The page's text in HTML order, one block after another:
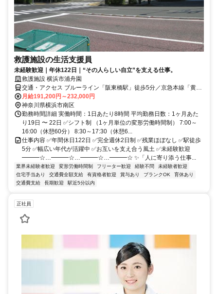
救護施設の生活支援員
未経験歓迎｜年休122日｜“その人らしい自立”を支える仕事。
救護施設 横浜市浦舟園
交通・アクセス ブルーライン「阪東橋駅」徒歩5分／京急本線「黄金
町駅」徒歩9分
月給191,200円～232,000円
神奈川県横浜市南区
勤務時間詳細 実働時間：1日あたり8時間 平均勤務日数：1ヶ月あた
り19日 〜 22日 ✅シフト制 （1ヶ月単位の変形労働時間制） 7:00～
16:00（休憩60分） 8:30～17:30（休憩6...
仕事内容 ✅年間休日122日 ✅完全週休2日制 ✅残業ほぼなし ✅駅徒歩
5分 ✅幅広い年代が活躍中 ✅お互いを支え合う風土 ✅未経験歓迎
━━━☆…━━━☆…━━━☆…━━━☆ ✨「人に寄り添う仕事...
業界未経験者歓迎 変形労働時間制 フリーター歓迎 経験不問
未経験者歓迎
住宅手当あり
交通費全額支給 有資格者歓迎 賞与あり ブランクOK
育休あり
交通費支給
長期歓迎 駅近5分以内
正社員